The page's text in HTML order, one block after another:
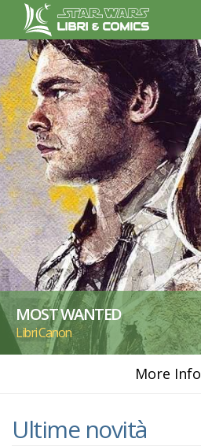
MOST WANTED
Libri Canon
More Info
Ultime novità